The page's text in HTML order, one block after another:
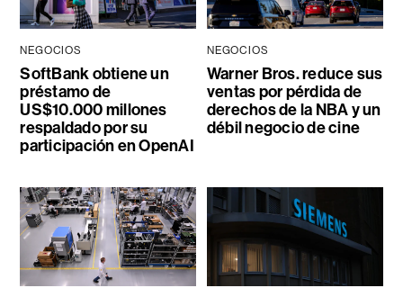
NEGOCIOS
SoftBank obtiene un
préstamo de
US$10.000 millones
respaldado por su
participación en OpenAI
NEGOCIOS
Warner Bros. reduce sus
ventas por pérdida de
derechos de la NBA y un
débil negocio de cine